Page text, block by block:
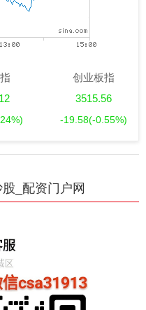
创业板指
3515.56
-19.58(-0.55%)
_配资门户网